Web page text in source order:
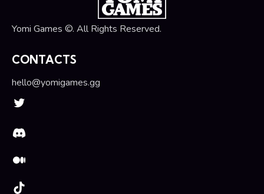
Yomi Games ©. All Rights Reserved.
CONTACTS
hello@yomigames.gg